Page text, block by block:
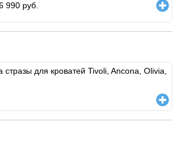
990 руб.
стразы для кроватей Tivoli, Ancona, Olivia,